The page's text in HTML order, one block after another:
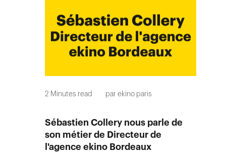
2 Minutes read parekino paris
Sébastien Collery nous parle de
son métier de Directeur de
l'agence ekino Bordeaux